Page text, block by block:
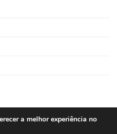
de Privacidade
a melhor experiência no